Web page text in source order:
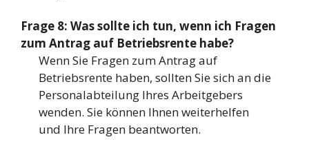
Frage 8: Was sollte ich tun, wenn ich Fragen
zum Antrag auf Betriebsrente habe?
Wenn Sie Fragen zum Antrag auf
Betriebsrente haben, sollten Sie sich an die
Personalabteilung Ihres Arbeitgebers
wenden. Sie können Ihnen weiterhelfen
und Ihre Fragen beantworten.